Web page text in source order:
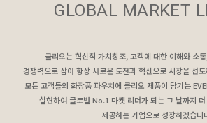
GLOBAL MARKET
클리오는 혁신적 가치창조, 고객에 대한 이해와 소
경쟁력으로 삼아 항상 새로운 도전과 혁신으로 시장을 선
모든 고객들의 화장품 파우치에 클리오 제품이 담기는
실현하여 글로벌 No.1 마켓 리더가 되는 그 날까지
제공하는 기업으로 성장하겠습니